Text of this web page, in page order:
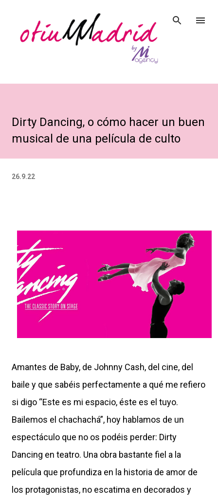
Ir al contenido principal
Dirty Dancing, o cómo hacer un buen
musical de una película de culto
26.9.22
Amantes de Baby, de Johnny Cash, del cine, del
baile y que sabéis perfectamente a qué me refiero
si digo “Este es mi espacio, éste es el tuyo.
Bailemos el chachachá”, hoy hablamos de un
espectáculo que no os podéis perder: Dirty
Dancing en teatro. Una obra bastante fiel a la
película que profundiza en la historia de amor de
los protagonistas, no escatima en decorados y